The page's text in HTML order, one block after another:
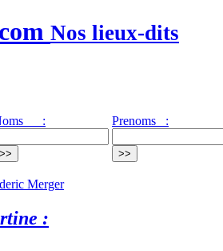
Nos lieux-dits
: Prenoms :
Merger
: